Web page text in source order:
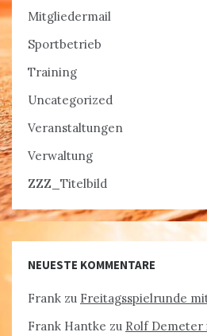
Mitgliedermail
Sportbetrieb
Training
Uncategorized
Veranstaltungen
Verwaltung
ZZZ_Titelbild
NEUESTE KOMMENTARE
Frank zu Freitagsspielrunde
Frank Hantke zu Rolf Demeter